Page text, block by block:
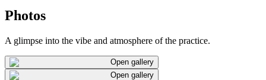
Photos
A glimpse into the vibe and atmosphere of the practice.
Open gallery
Open gallery